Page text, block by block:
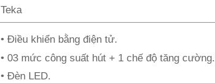
Teka
• Điều khiển bằng điện tử.
• 03 mức công suất hút + 1 chế độ tăng cường.
• Đèn LED.